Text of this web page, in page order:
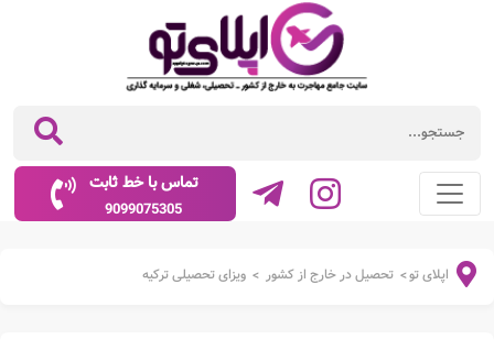
تماس با خط ثابت
9099075305
اپلای تو> تحصیل در خارج از کشور > ویزای تحصیلی ترکیه